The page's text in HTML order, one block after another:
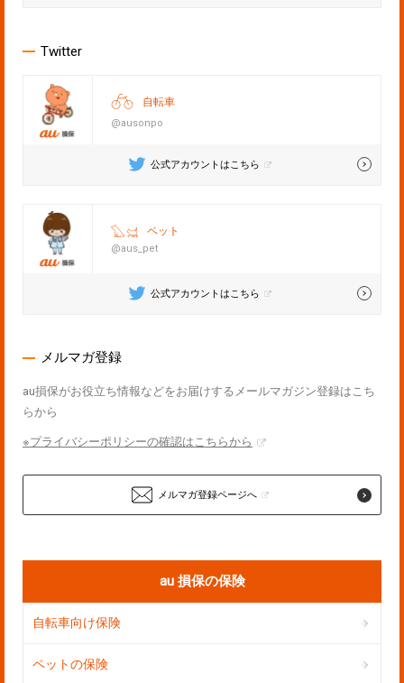
Twitter
自転車
@ausonpo
公式アカウントはこちら
ペット
@aus_pet
公式アカウントはこちら
メルマガ登録
au損保がお役立ち情報などをお届けするメールマガジン登録はこち
らから
※プライバシーポリシーの確認はこちらから
メルマガ登録ページへ
au 損保の保険
自転車向け保険
ペットの保険